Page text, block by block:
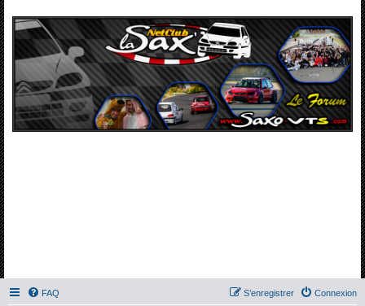
FAQ Connexion
S’enregistrer